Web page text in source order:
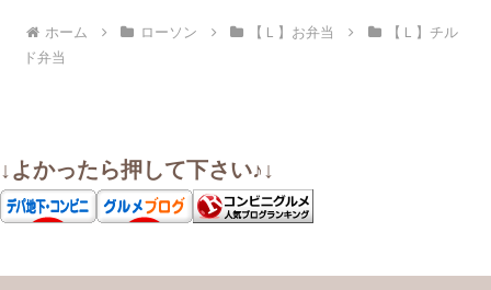
ホーム ローソン 【Ｌ】お弁当
【Ｌ】チル
ド弁当
↓よかったら押して下さい♪↓